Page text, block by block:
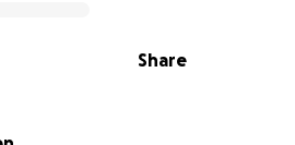
Share